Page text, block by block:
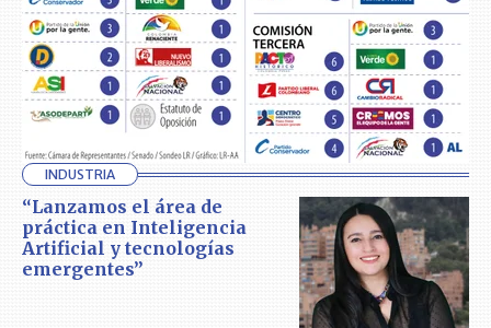
INDUSTRIA
“Lanzamos el área de
práctica en Inteligencia
Artificial y tecnologías
emergentes”